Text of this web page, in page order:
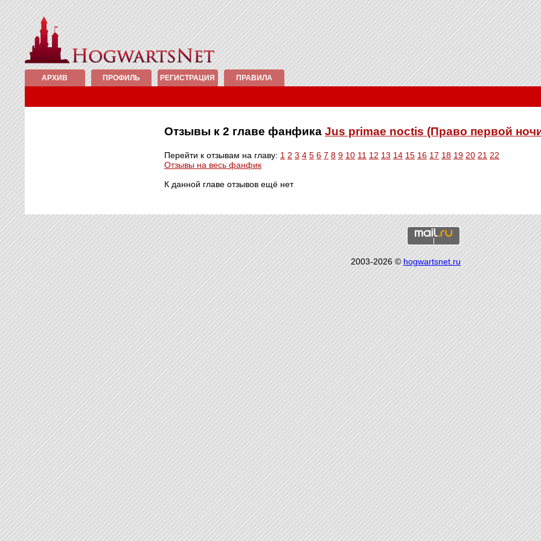
АРХИВ ПРОФИЛЬ РЕГИСТРАЦИЯ ПРАВИЛА
Отзывы к 2 главе фанфика Jus primae noctis (Право первой
Перейти к отзывам на главу: 1 2 3 4 5 6 7 8 9 10 11 12 13 14 15 16 17 18 19 20 21 22
Отзывы на весь фанфик
К данной главе отзывов ещё нет
2003-2026 ©hogwartsnet.ru